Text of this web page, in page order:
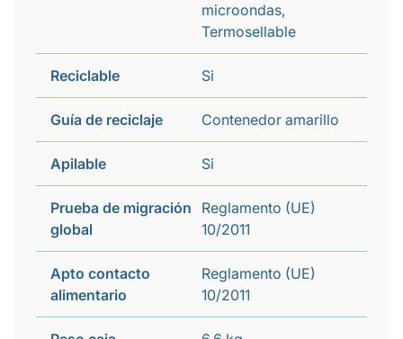
microondas,
Termosellable
Reciclable Si
Guía de reciclaje Contenedor amarillo
Apilable Si
Prueba de migración
global
Reglamento (UE)
10/2011
Apto contacto
alimentario
Reglamento (UE)
10/2011